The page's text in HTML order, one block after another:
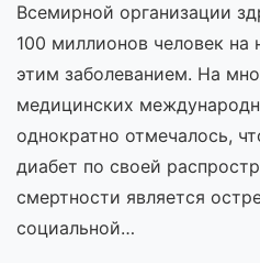
Всемирной организации
100 миллионов человек на
этим заболеванием. На
медицинских
однократно отмечалось,
диабет по своей
смертности является
социальной…